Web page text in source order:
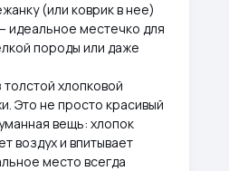
(или коврик в нее)
идеальное местечко для
породы или даже
хлопковой
Это не просто красивый
вещь: хлопок
воздух и впитывает
место всегда